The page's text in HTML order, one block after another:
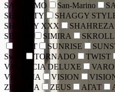
SAN REMO
San-Marino
SERENITY
SHAGGY
SHAGGY XXX
SHAHREZA
SILVER
SIMIRA SKROLL
SOFIT
SUNRISE
Sweet
TORNADO TWIST
VALENCIA DELUXE
VARO
VENECIA
VISION
ZEUGMA
ZEUS АГАТ